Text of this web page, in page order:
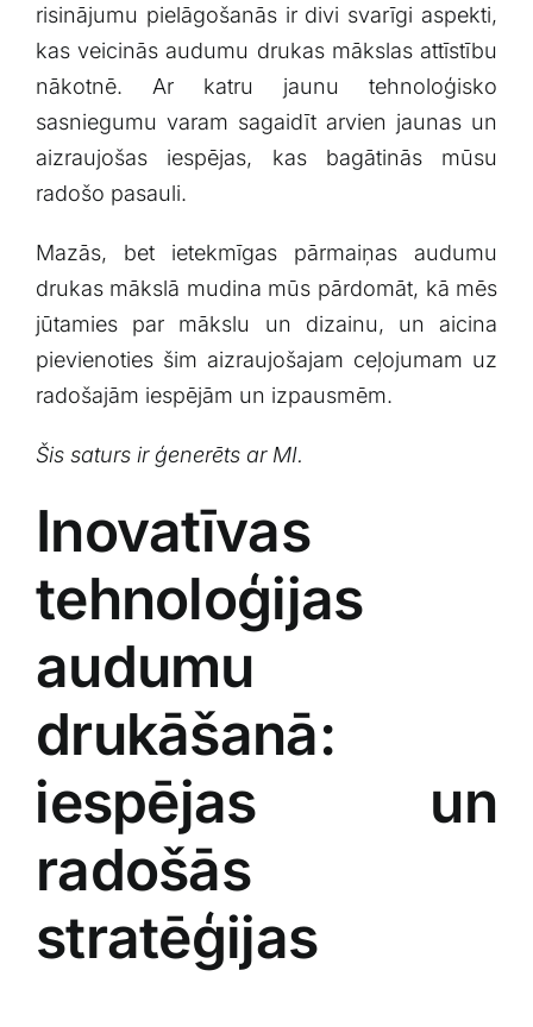
risinājumu pielāgošanās ir divi svarīgi aspekti,
kas veicinās audumu drukas⁤ mākslas ‌attīstību
nākotnē. Ar katru‌ jaunu tehnoloģisko
sasniegumu varam sagaidīt arvien jaunas un
aizraujošas ⁢iespējas, kas ⁣bagātinās mūsu
radošo pasauli.
Mazās,⁤ bet ‌ietekmīgas pārmaiņas ​audumu
drukas mākslā mudina mūs pārdomāt, ‌kā mēs⁣
jūtamies par mākslu un dizainu, un aicina
pievienoties šim aizraujošajam ceļojumam uz
radošajām iespējām un izpausmēm.
Šis saturs ir ģenerēts ar MI.
Inovatīvas
tehnoloģijas
audumu
drukāšanā:
⁣iespējas un
radošās‍
stratēģijas